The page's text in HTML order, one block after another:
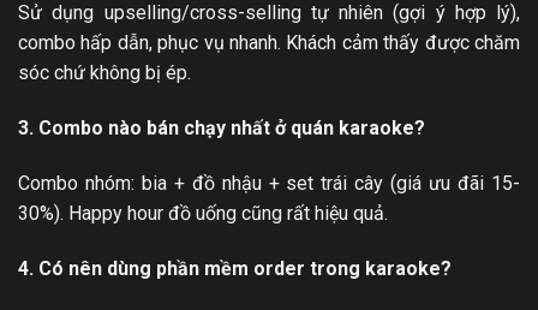
Sử dụng upselling/cross-selling tự nhiên (gợi ý hợp lý),
combo hấp dẫn, phục vụ nhanh. Khách cảm thấy được chăm
sóc chứ không bị ép.
3. Combo nào bán chạy nhất ở quán karaoke?
Combo nhóm: bia + đồ nhậu + set trái cây (giá ưu đãi 15-
30%). Happy hour đồ uống cũng rất hiệu quả.
4. Có nên dùng phần mềm order trong karaoke?